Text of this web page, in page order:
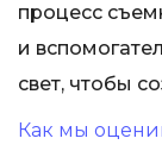
процесс
и
свет, чтобы
Как мы
Дизайн